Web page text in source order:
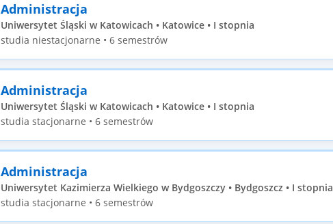
Administracja
Uniwersytet Śląski w Katowicach • Katowice • I stopnia
studia niestacjonarne • 6 semestrów
Administracja
Uniwersytet Śląski w Katowicach • Katowice • I stopnia
studia stacjonarne • 6 semestrów
Administracja
Uniwersytet Kazimierza Wielkiego w Bydgoszczy • Bydgoszcz • I stopnia
studia stacjonarne • 6 semestrów